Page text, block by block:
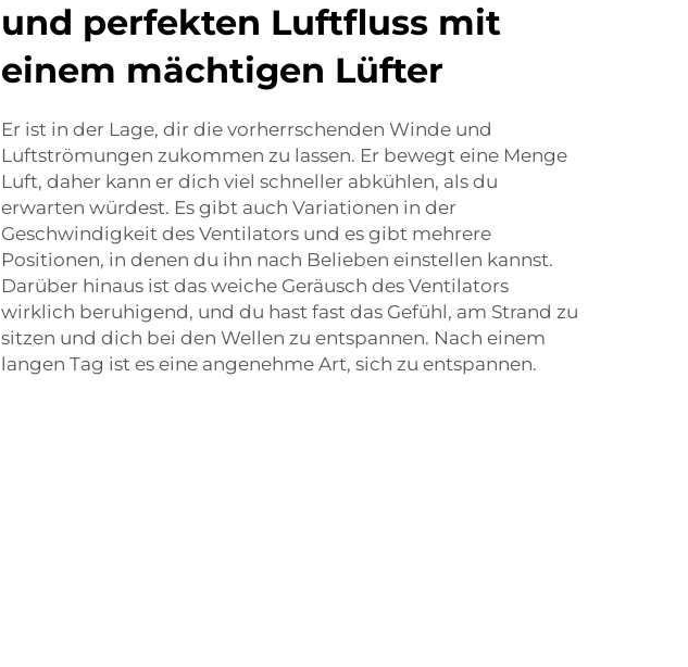
und perfekten Luftfluss mit
einem mächtigen Lüfter
Er ist in der Lage, dir die vorherrschenden Winde und
Luftströmungen zukommen zu lassen. Er bewegt eine Menge
Luft, daher kann er dich viel schneller abkühlen, als du
erwarten würdest. Es gibt auch Variationen in der
Geschwindigkeit des Ventilators und es gibt mehrere
Positionen, in denen du ihn nach Belieben einstellen kannst.
Darüber hinaus ist das weiche Geräusch des Ventilators
wirklich beruhigend, und du hast fast das Gefühl, am Strand zu
sitzen und dich bei den Wellen zu entspannen. Nach einem
langen Tag ist es eine angenehme Art, sich zu entspannen.